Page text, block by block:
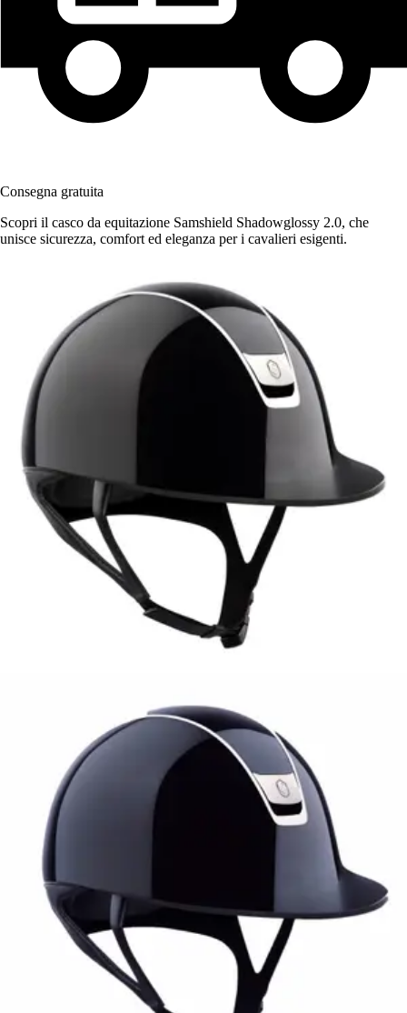
Consegna gratuita
Scopri il casco da equitazione Samshield Shadowglossy 2.0, che
unisce sicurezza, comfort ed eleganza per i cavalieri esigenti.